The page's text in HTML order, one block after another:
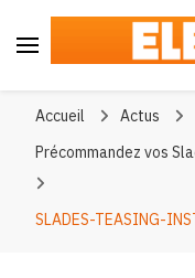
Accueil
Actus
Précommandez vos
SLADES-TEASING-